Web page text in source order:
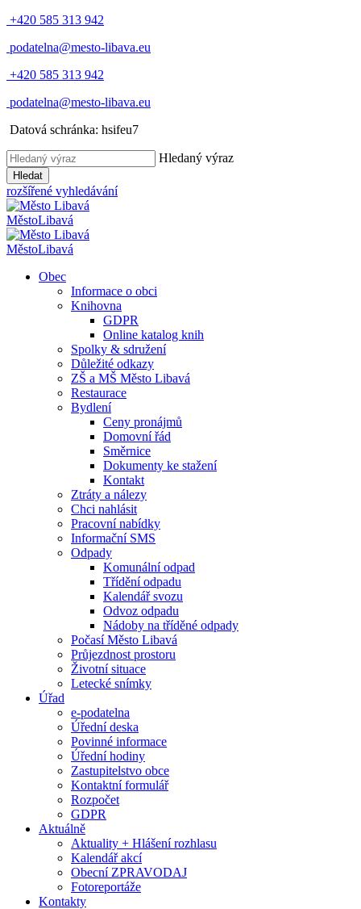
+420 585 313 942
podatelna@mesto-libava.eu
+420 585 313 942
podatelna@mesto-libava.eu
Datová schránka: hsifeu7
Hledaný výraz
Hledat
rozšířené vyhledávání
MěstoLibavá
MěstoLibavá
Obec
Informace o obci
Knihovna
GDPR
Online katalog knih
Spolky & sdružení
Důležité odkazy
ZŠ a MŠ Město Libavá
Restaurace
Bydlení
Ceny pronájmů
Domovní řád
Směrnice
Dokumenty ke stažení
Kontakt
Ztráty a nálezy
Chci nahlásit
Pracovní nabídky
Informační SMS
Odpady
Komunální odpad
Třídění odpadu
Kalendář svozu
Odvoz odpadu
Nádoby na tříděné odpady
Počasí Město Libavá
Průjezdnost prostoru
Životní situace
Letecké snímky
Úřad
e-podatelna
Úřední deska
Povinné informace
Úřední hodiny
Zastupitelstvo obce
Kontaktní formulář
Rozpočet
GDPR
Aktuálně
Aktuality + Hlášení rozhlasu
Kalendář akcí
Obecní ZPRAVODAJ
Fotoreportáže
Kontakty